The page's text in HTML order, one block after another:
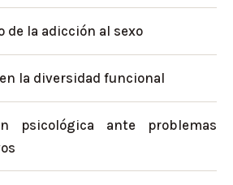
de la adicción al sexo
la diversidad funcional
psicológica ante problemas